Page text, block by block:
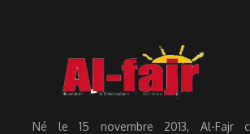
Né le 15 novembre 2013, Al-Fajr